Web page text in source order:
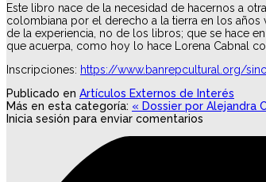
Este libro nace de la necesidad de hacernos a
colombiana por el derecho a la tierra en los
de la experiencia, no de los libros; que se hace
que acuerpa, como hoy lo hace Lorena Cabnal
Inscripciones: https://www.banrepcultural.org/
Publicado en Artículos Externos de Interés
Más en esta categoría: « Dossier por Alejandra
Inicia sesión para enviar comentarios